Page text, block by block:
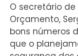
O secretário
Orçamento,
bons números
que o